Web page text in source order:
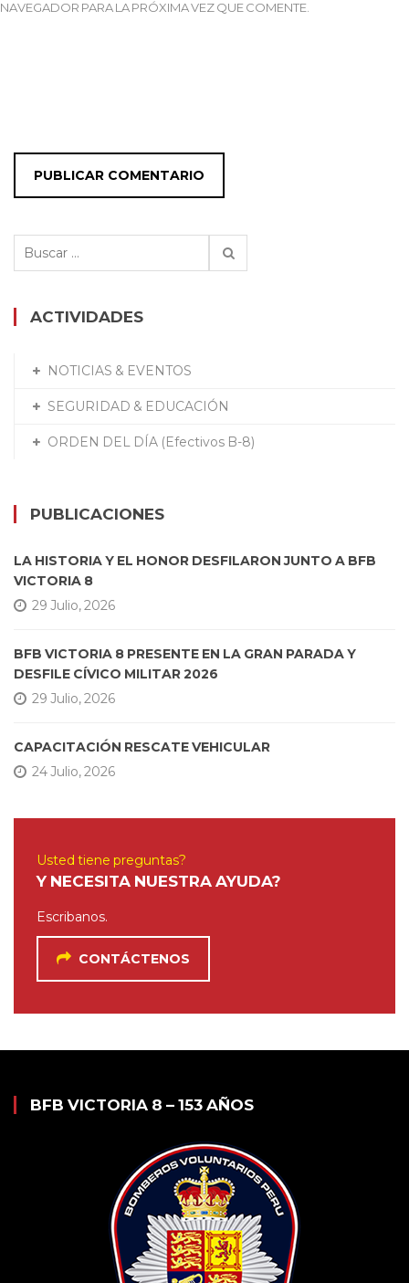
NAVEGADOR PARA LA PRÓXIMA VEZ QUE COMENTE.
Buscar:
ACTIVIDADES
NOTICIAS & EVENTOS
SEGURIDAD & EDUCACIÓN
ORDEN DEL DÍA (Efectivos B-8)
PUBLICACIONES
LA HISTORIA Y EL HONOR DESFILARON JUNTO A BFB
VICTORIA 8
29 Julio, 2026
BFB VICTORIA 8 PRESENTE EN LA GRAN PARADA Y
DESFILE CÍVICO MILITAR 2026
29 Julio, 2026
CAPACITACIÓN RESCATE VEHICULAR
24 Julio, 2026
Usted tiene preguntas?
Y NECESITA NUESTRA AYUDA?
Escribanos.
CONTÁCTENOS
BFB VICTORIA 8 – 153 AÑOS